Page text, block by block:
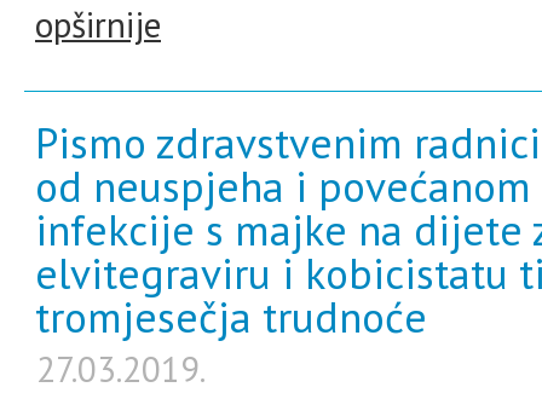
opširnije
Pismo zdravstvenim
od neuspjeha i
infekcije s majke na dijete
elvitegraviru i kobicistatu
tromjesečja trudnoće
27.03.2019.